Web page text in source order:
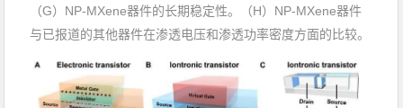
（G） NP-MXene器件的长期稳定性。（H） NP-MXene器件
与已报道的其他器件在渗透电压和渗透功率密度方面的比较。